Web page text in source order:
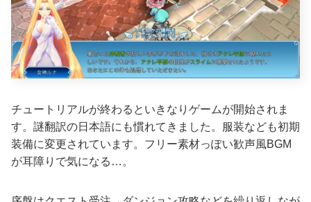
チュートリアルが終わるといきなりゲームが開始されま
す。謎翻訳の日本語にも慣れてきました。服装なども初期
装備に変更されています。フリー素材っぽい歓声風BGM
が耳障りで気になる…。